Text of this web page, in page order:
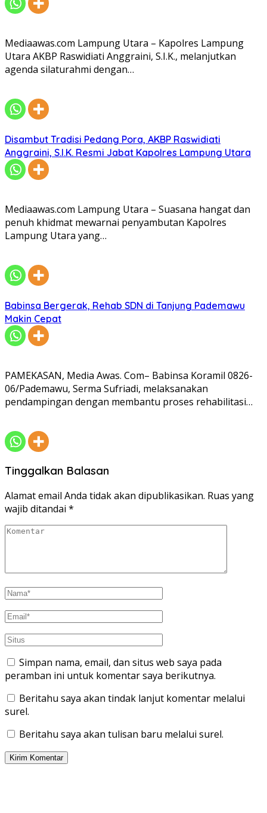
Mediaawas.com Lampung Utara – Kapolres Lampung
Utara AKBP Raswidiati Anggraini, S.I.K., melanjutkan
agenda silaturahmi dengan…
Disambut Tradisi Pedang Pora, AKBP Raswidiati
Anggraini, S.I.K. Resmi Jabat Kapolres Lampung Utara
Mediaawas.com Lampung Utara – Suasana hangat dan
penuh khidmat mewarnai penyambutan Kapolres
Lampung Utara yang…
Babinsa Bergerak, Rehab SDN di Tanjung Pademawu
Makin Cepat
PAMEKASAN, Media Awas. Com– Babinsa Koramil 0826-
06/Pademawu, Serma Sufriadi, melaksanakan
pendampingan dengan membantu proses rehabilitasi…
Tinggalkan Balasan
Alamat email Anda tidak akan dipublikasikan. Ruas yang
wajib ditandai *
Simpan nama, email, dan situs web saya pada
peramban ini untuk komentar saya berikutnya.
Beritahu saya akan tindak lanjut komentar melalui
surel.
Beritahu saya akan tulisan baru melalui surel.